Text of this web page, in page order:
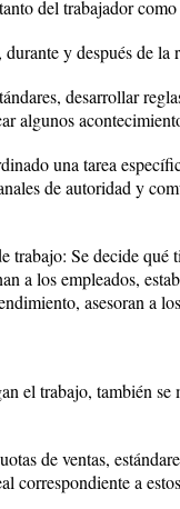
del trabajador
y después de la
desarrollar
algunos
una tarea
de autoridad y
Se decide qué
a los empleados,
asesoran a
el trabajo, también
de ventas,
correspondiente a